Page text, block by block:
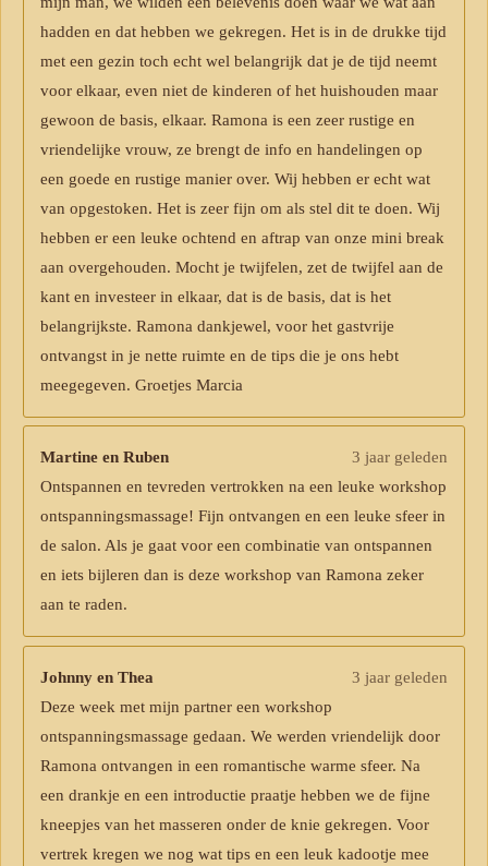
hadden en dat hebben we gekregen. Het is in de drukke tijd
met een gezin toch echt wel belangrijk dat je de tijd neemt
voor elkaar, even niet de kinderen of het huishouden maar
gewoon de basis, elkaar. Ramona is een zeer rustige en
vriendelijke vrouw, ze brengt de info en handelingen op
een goede en rustige manier over. Wij hebben er echt wat
van opgestoken. Het is zeer fijn om als stel dit te doen. Wij
hebben er een leuke ochtend en aftrap van onze mini break
aan overgehouden. Mocht je twijfelen, zet de twijfel aan de
kant en investeer in elkaar, dat is de basis, dat is het
belangrijkste. Ramona dankjewel, voor het gastvrije
ontvangst in je nette ruimte en de tips die je ons hebt
meegegeven. Groetjes Marcia
Martine en Ruben
3 jaar geleden
Ontspannen en tevreden vertrokken na een leuke workshop
ontspanningsmassage! Fijn ontvangen en een leuke sfeer in
de salon. Als je gaat voor een combinatie van ontspannen
en iets bijleren dan is deze workshop van Ramona zeker
aan te raden.
Johnny en Thea
3 jaar geleden
Deze week met mijn partner een workshop
ontspanningsmassage gedaan. We werden vriendelijk door
Ramona ontvangen in een romantische warme sfeer. Na
een drankje en een introductie praatje hebben we de fijne
kneepjes van het masseren onder de knie gekregen. Voor
vertrek kregen we nog wat tips en een leuk kadootje mee